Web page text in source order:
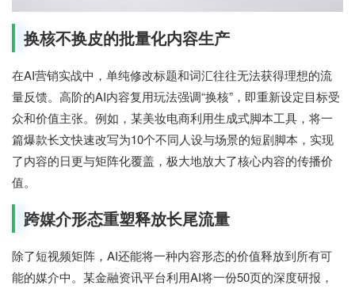
换核不换皮的批量化内容生产
在AI营销实战中，单纯修改标题和词汇往往无法获得理想的流
量反馈。高阶的AI内容复用玩法强调“换核”，即重新设定目标受
众和价值主张。例如，某美妆电商利用生成式脚本工具，将一
篇爆款长文快速改写为10个不同人设与场景的短剧脚本，实现
了内容的日更与矩阵化覆盖，极大地放大了核心内容的传播价
值。
跨媒介形态重塑释放长尾流量
除了短视频矩阵，AI还能将一种内容形态的价值释放到所有可
能的媒介中。某金融资讯平台利用AI将一份50页的深度研报，